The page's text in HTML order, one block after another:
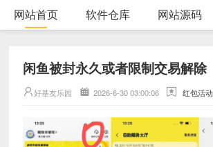
网站首页 软件仓库 网站源码
闲鱼被封永久或者限制交易解除
好基友乐园 2026-6-30 03:00:06 红包活动